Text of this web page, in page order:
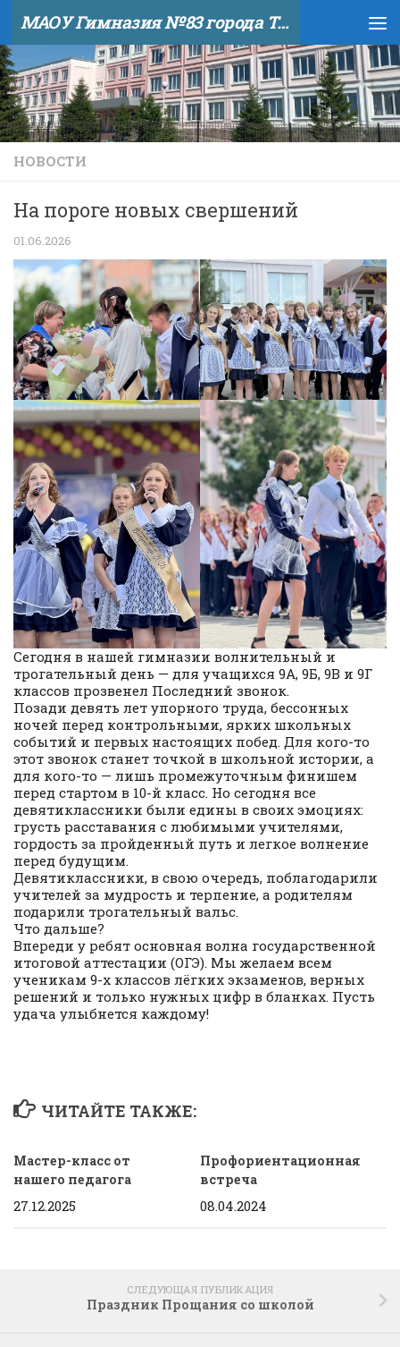
Skip to content МАОУ Гимназия №83 города Тюмени
НОВОСТИ
На пороге новых свершений
01.06.2026
Сегодня в нашей гимназии волнительный и
трогательный день — для учащихся 9А, 9Б, 9В и 9Г
классов прозвенел Последний звонок.
Позади девять лет упорного труда, бессонных
ночей перед контрольными, ярких школьных
событий и первых настоящих побед. Для кого-то
этот звонок станет точкой в школьной истории, а
для кого-то — лишь промежуточным финишем
перед стартом в 10-й класс. Но сегодня все
девятиклассники были едины в своих эмоциях:
грусть расставания с любимыми учителями,
гордость за пройденный путь и легкое волнение
перед будущим.
Девятиклассники, в свою очередь, поблагодарили
учителей за мудрость и терпение, а родителям
подарили трогательный вальс.
Что дальше?
Впереди у ребят основная волна государственной
итоговой аттестации (ОГЭ). Мы желаем всем
ученикам 9-х классов лёгких экзаменов, верных
решений и только нужных цифр в бланках. Пусть
удача улыбнется каждому!
ЧИТАЙТЕ ТАКЖЕ:
Мастер-класс от
нашего педагога
27.12.2025
Профориентационная
встреча
08.04.2024
СЛЕДУЮЩАЯ ПУБЛИКАЦИЯ
Праздник Прощания со школой